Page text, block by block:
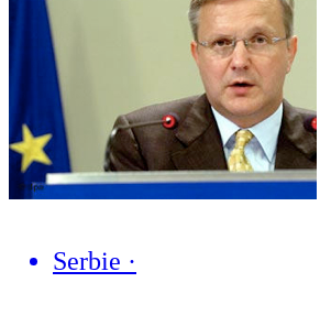
Serbie ·